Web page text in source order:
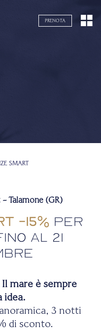
servizi
PRENOTA
SMART
Talamone (GR)
-15% per
al 21
mare è sempre
idea.
3 notti
di sconto.